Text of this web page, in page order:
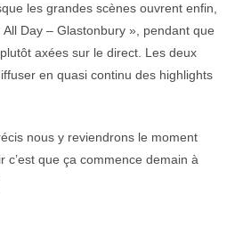
les grandes scènes ouvrent enfin,
Day – Glastonbury », pendant que
axées sur le direct. Les deux
en quasi continu des highlights
nous y reviendrons le moment
c’est que ça commence demain à